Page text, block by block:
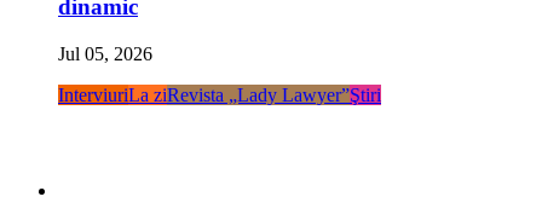
dinamic
Jul 05, 2026
InterviuriLa ziRevista „Lady Lawyer”Ştiri